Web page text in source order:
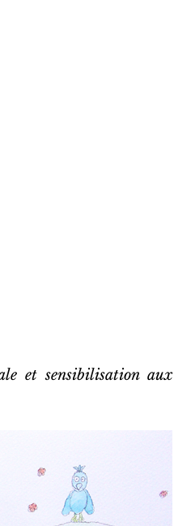
et sensibilisation aux